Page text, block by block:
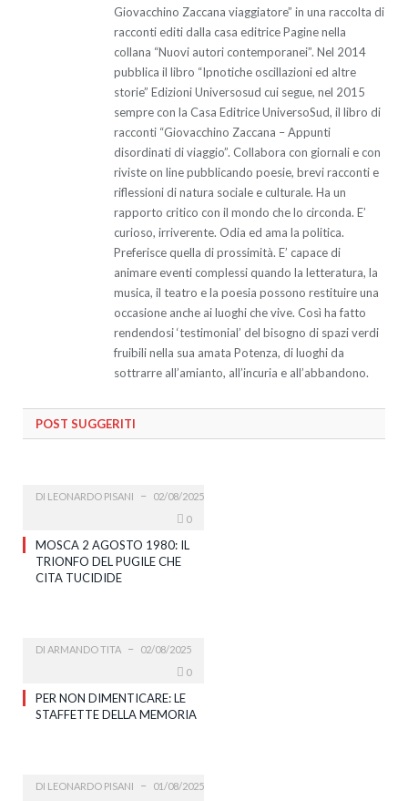
Giovacchino Zaccana viaggiatore” in una raccolta di
racconti editi dalla casa editrice Pagine nella
collana “Nuovi autori contemporanei”. Nel 2014
pubblica il libro “Ipnotiche oscillazioni ed altre
storie” Edizioni Universosud cui segue, nel 2015
sempre con la Casa Editrice UniversoSud, il libro di
racconti “Giovacchino Zaccana – Appunti
disordinati di viaggio”. Collabora con giornali e con
riviste on line pubblicando poesie, brevi racconti e
riflessioni di natura sociale e culturale. Ha un
rapporto critico con il mondo che lo circonda. E’
curioso, irriverente. Odia ed ama la politica.
Preferisce quella di prossimità. E’ capace di
animare eventi complessi quando la letteratura, la
musica, il teatro e la poesia possono restituire una
occasione anche ai luoghi che vive. Così ha fatto
rendendosi ‘testimonial’ del bisogno di spazi verdi
fruibili nella sua amata Potenza, di luoghi da
sottrarre all’amianto, all’incuria e all’abbandono.
POST SUGGERITI
DI LEONARDO PISANI
02/08/2025
0
MOSCA 2 AGOSTO 1980: IL
TRIONFO DEL PUGILE CHE
CITA TUCIDIDE
DI ARMANDO TITA
02/08/2025
0
PER NON DIMENTICARE: LE
STAFFETTE DELLA MEMORIA
DI LEONARDO PISANI
01/08/2025